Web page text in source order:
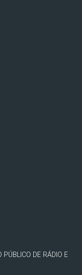
PÚBLICO DE RÁDIO E